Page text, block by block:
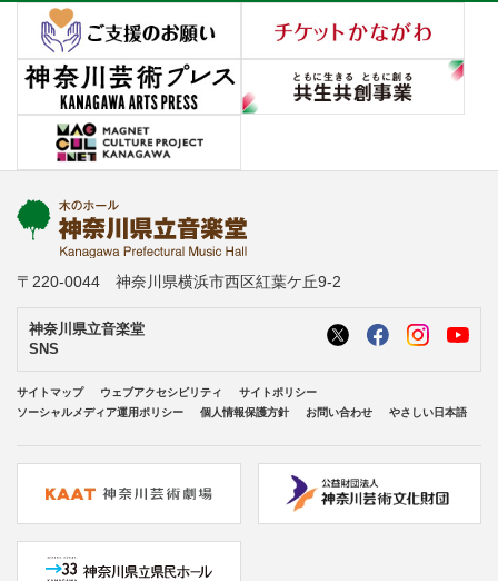
〒220-0044 神奈川県横浜市西区紅葉ケ丘9-2
神奈川県立音楽堂
SNS
サイトマップ ウェブアクセシビリティ
サイトポリシー
ソーシャルメディア運用ポリシー
個人情報保護方針 お問い合わせ やさしい日本語